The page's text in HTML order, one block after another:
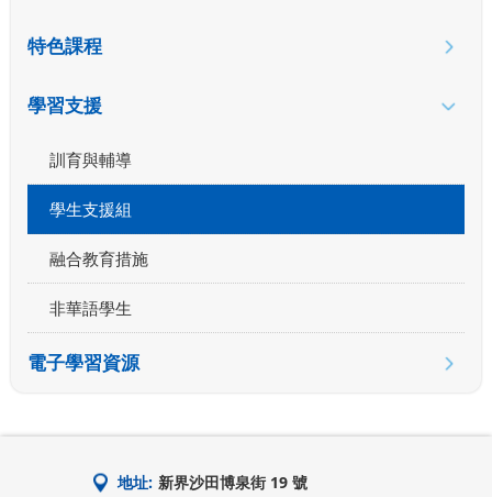
特色課程
學習支援
訓育與輔導
學生支援組
融合教育措施
非華語學生
電子學習資源
地址: 新界沙田博泉街 19 號